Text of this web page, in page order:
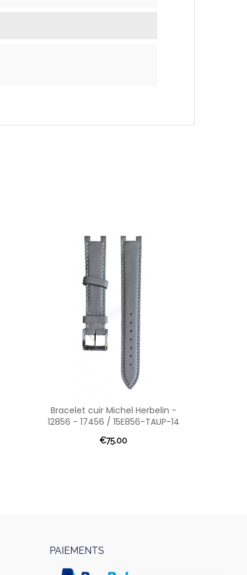
Bracelet cuir Michel Herbelin -
12856 - 17456 / 15E856-TAUP-14
€75.00
PAIEMENTS